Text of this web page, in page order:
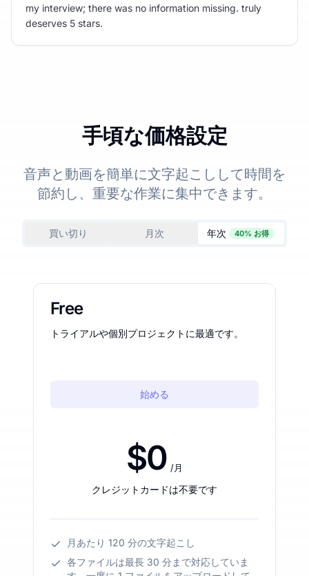
my interview; there was no information missing. truly
deserves 5 stars.
手頃な価格設定
音声と動画を簡単に文字起こしして時間を
節約し、重要な作業に集中できます。
買い切り 月次 年次 40% お得
Free
トライアルや個別プロジェクトに最適です。
始める
$0 /月
クレジットカードは不要です
月あたり 120 分の文字起こし
各ファイルは最長 30 分まで対応していま